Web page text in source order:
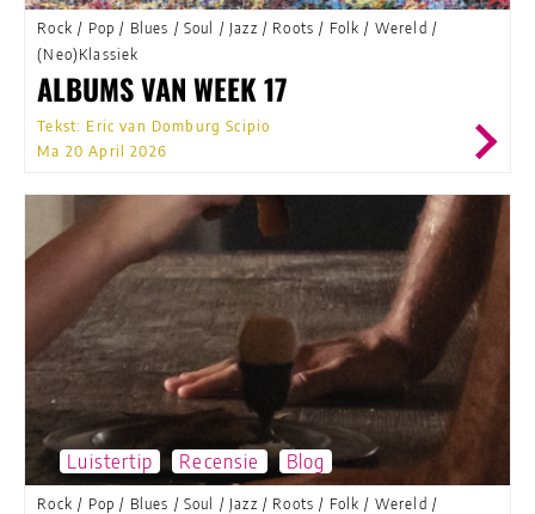
Rock / Pop / Blues / Soul / Jazz / Roots / Folk / Wereld /
(Neo)Klassiek
ALBUMS VAN WEEK 17
Tekst: Eric van Domburg Scipio
Ma 20 April 2026
Luistertip Recensie Blog
Rock / Pop / Blues / Soul / Jazz / Roots / Folk / Wereld /